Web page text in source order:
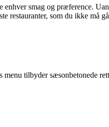
smag og præference.
restauranter, som du ikke må
tilbyder sæsonbetonede